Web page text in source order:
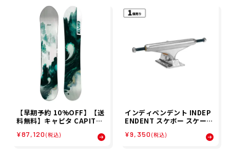
【早期予約 10%OFF】【送
料無料】キャピタ CAPITA
TOR スノーボード S-BOA
¥87,120 (税込)
インディペンデント INDEP
ENDENT スケボー スケート
1 149 FORGED TITANIUM
¥9,350 (税込)